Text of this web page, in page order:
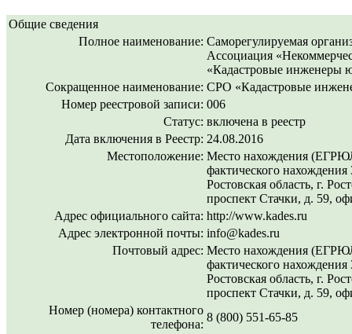
Общие сведения
Полное наименование: Саморегулируемая
Ассоциация
«Кадастровые инженеры
Сокращенное наименование: СРО «Кадастровые
Номер реестровой записи: 006
Статус: включена в реестр
Дата включения в Реестр: 24.08.2016
Местоположение: Место нахождения
фактического нахождения
Ростовская область, г.
проспект Стачки, д. 59,
Адрес официального сайта: http://www.kades.ru
Адрес электронной почты: info@kades.ru
Почтовый адрес: Место нахождения
фактического нахождения
Ростовская область, г.
проспект Стачки, д. 59,
Номер (номера) контактного
телефона:
8 (800) 551-65-85